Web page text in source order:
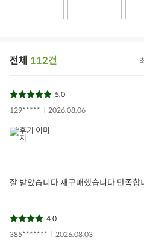
전체 112건
5.0
129*****
2026.08.06
잘 받았습니다 재구매했습니다 만족합
4.0
385*******
2026.08.03